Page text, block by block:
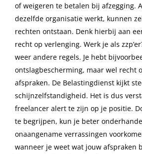
of weigeren te betalen bij afzegging.
dezelfde organisatie werkt, kunnen
rechten ontstaan. Denk hierbij aan
recht op verlenging. Werk je als
weer andere regels. Je hebt
ontslagbescherming, maar wel recht
afspraken. De Belastingdienst kijkt
schijnzelfstandigheid. Het is dus
freelancer alert te zijn op je positie.
te begrijpen, kun je beter
onaangename verrassingen
wanneer je weet wat jouw afspraken